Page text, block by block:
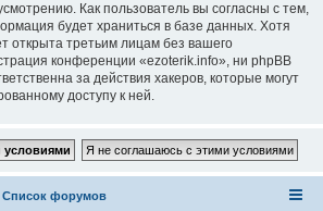
Как пользователь вы согласны с тем,
будет храниться в базе данных. Хотя
открыта третьим лицам без вашего
конференции «ezoterik.info», ни phpBB
за действия хакеров, которые могут
доступу к ней.
Список форумов